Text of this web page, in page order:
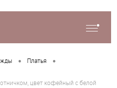
• Платья •
цвет кофейный с белой